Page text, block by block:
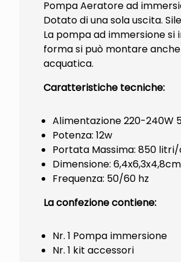
Pompa Aeratore ad
Dotato di una sola uscita.
La pompa ad immersione
forma si può montare
acquatica.
Caratteristiche tecniche:
Alimentazione 220-240W
Potenza: 12w
Portata Massima: 850
Dimensione: 6,4x6,3x4,8cm
Frequenza: 50/60 hz
La confezione contiene:
Nr. 1 Pompa immersione
Nr. 1 kit accessori